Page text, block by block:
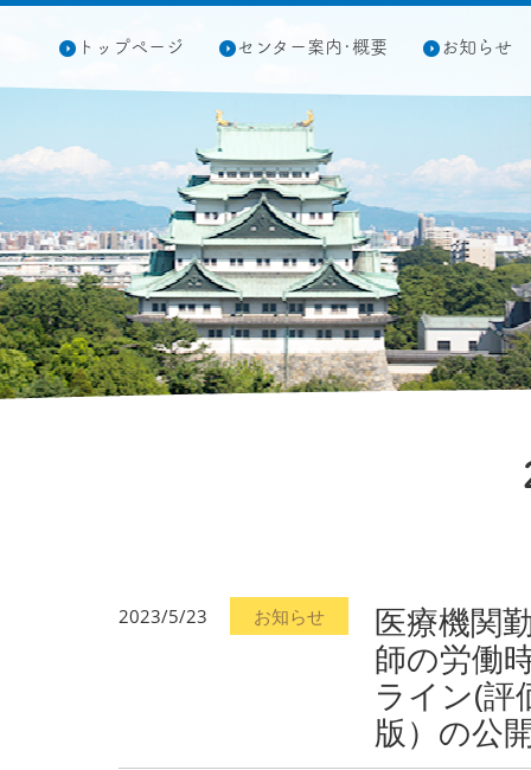
トップページ センター案内･概要 お知らせ
2023/5/23 お知らせ
医療機関
師の労働
ライン(評
版）の公